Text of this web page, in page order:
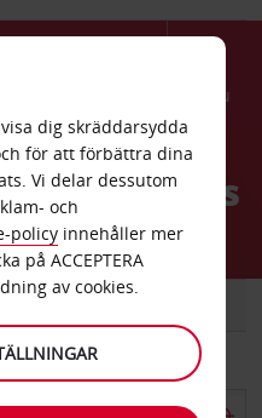
Menu
flygplats
dig skräddarsydda
för att förbättra dina
Vi delar dessutom
och
policy innehåller mer
på ACCEPTERA
av cookies.